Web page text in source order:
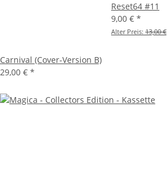
Carnival (Cover-Version B)
29,00 € *
Reset64 #11
9,00 € *
Alter Preis: 13,00 €